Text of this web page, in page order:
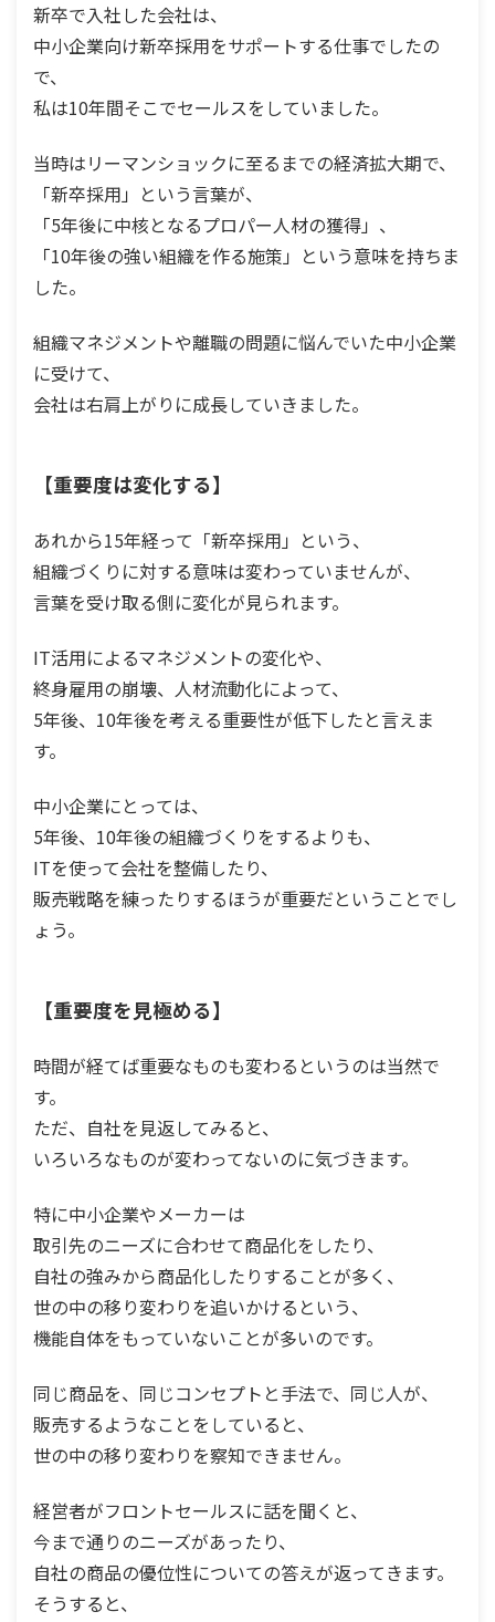
新卒で入社した会社は、
中小企業向け新卒採用をサポートする仕事でしたの
で、
私は10年間そこでセールスをしていました。
当時はリーマンショックに至るまでの経済拡大期で、
「新卒採用」という言葉が、
「5年後に中核となるプロパー人材の獲得」、
「10年後の強い組織を作る施策」という意味を持ちま
した。
組織マネジメントや離職の問題に悩んでいた中小企業
に受けて、
会社は右肩上がりに成長していきました。
【重要度は変化する】
あれから15年経って「新卒採用」という、
組織づくりに対する意味は変わっていませんが、
言葉を受け取る側に変化が見られます。
IT活用によるマネジメントの変化や、
終身雇用の崩壊、人材流動化によって、
5年後、10年後を考える重要性が低下したと言えま
す。
中小企業にとっては、
5年後、10年後の組織づくりをするよりも、
ITを使って会社を整備したり、
販売戦略を練ったりするほうが重要だということでし
ょう。
【重要度を見極める】
時間が経てば重要なものも変わるというのは当然で
す。
ただ、自社を見返してみると、
いろいろなものが変わってないのに気づきます。
特に中小企業やメーカーは
取引先のニーズに合わせて商品化をしたり、
自社の強みから商品化したりすることが多く、
世の中の移り変わりを追いかけるという、
機能自体をもっていないことが多いのです。
同じ商品を、同じコンセプトと手法で、同じ人が、
販売するようなことをしていると、
世の中の移り変わりを察知できません。
経営者がフロントセールスに話を聞くと、
今まで通りのニーズがあったり、
自社の商品の優位性についての答えが返ってきます。
そうすると、